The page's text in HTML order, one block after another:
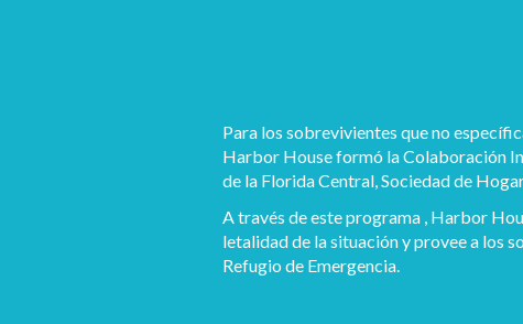
Para los sobrevivientes que no
Harbor House formó la Colaboración
de la Florida Central, Sociedad de
A través de este programa , Harbor
letalidad de la situación y provee a los
Refugio de Emergencia.